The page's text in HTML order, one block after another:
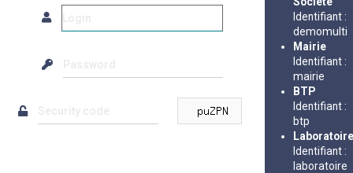
Identifiant :
demomulti
Mairie
Identifiant :
mairie
BTP
Identifiant :
btp
Laboratoire
Identifiant :
laboratoire